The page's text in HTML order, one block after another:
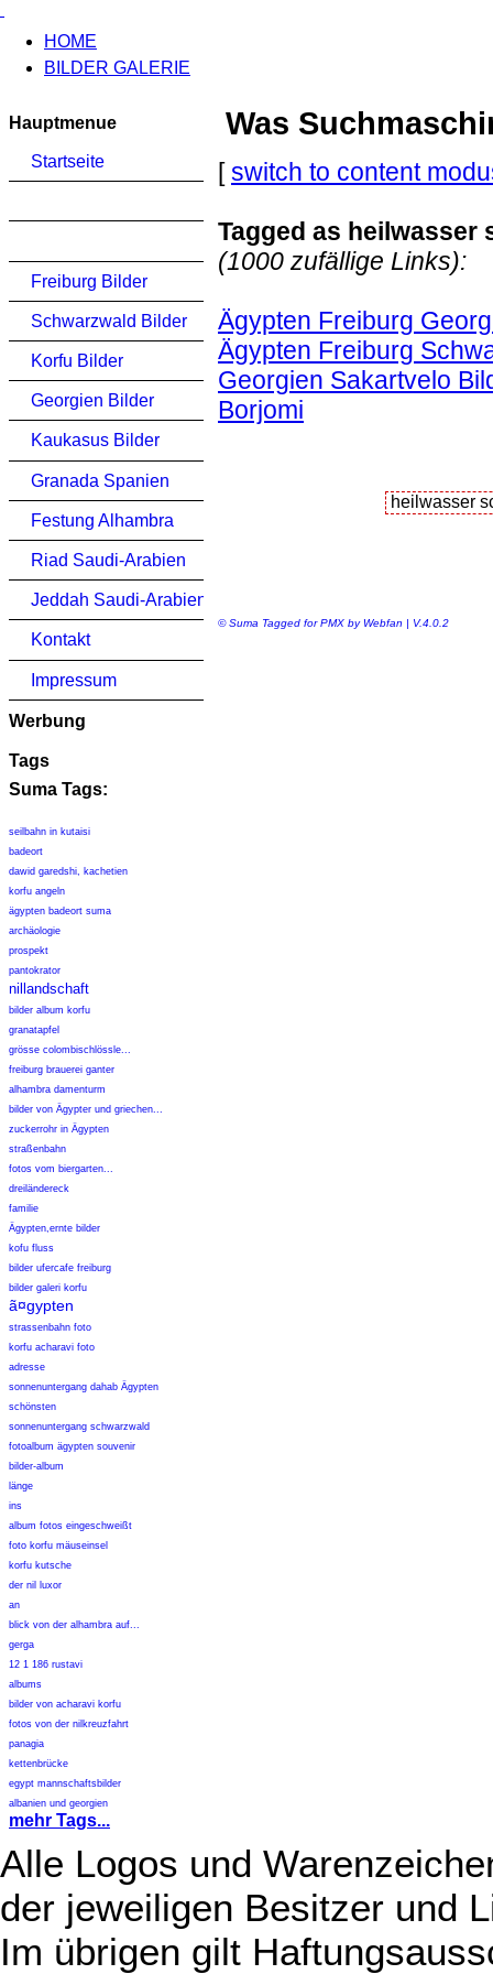
HOME
BILDER GALERIE
Hauptmenue
Startseite
Freiburg Bilder
Schwarzwald Bilder
Korfu Bilder
Georgien Bilder
Kaukasus Bilder
Granada Spanien
Festung Alhambra
Riad Saudi-Arabien
Jeddah Saudi-Arabien
Kontakt
Impressum
Werbung
Tags
Suma Tags:
seilbahn in kutaisi
badeort
dawid garedshi, kachetien
korfu angeln
ägypten badeort suma
archäologie
prospekt
pantokrator
nillandschaft
bilder album korfu
granatapfel
grösse colombischlössle...
freiburg brauerei ganter
alhambra damenturm
bilder von Ägypter und griechen...
zuckerrohr in Ägypten
straßenbahn
fotos vom biergarten...
dreiländereck
familie
Ägypten,ernte bilder
kofu fluss
bilder ufercafe freiburg
bilder galeri korfu
ã¤gypten
strassenbahn foto
korfu acharavi foto
adresse
sonnenuntergang dahab Ägypten
schönsten
sonnenuntergang schwarzwald
fotoalbum ägypten souvenir
bilder-album
länge
ins
album fotos eingeschweißt
foto korfu mäuseinsel
korfu kutsche
der nil luxor
an
blick von der alhambra auf...
gerga
12 1 186 rustavi
albums
bilder von acharavi korfu
fotos von der nilkreuzfahrt
panagia
kettenbrücke
egypt mannschaftsbilder
albanien und georgien
mehr Tags...
Was
[switch to content
Tagged as heilwasser
(1000 zufällige Links):
Ägypten Freiburg
Ägypten Freiburg
Georgien Sakartvelo
Borjomi
© Suma Tagged for PMX by Webfan | V.4.0.2
Alle Logos und
der jeweiligen Besitzer und
Im übrigen gilt